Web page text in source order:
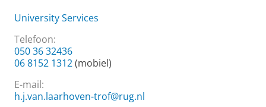
University Services
Telefoon:
050 36 32436
06 8152 1312(mobiel)
E-mail:
h.j.van.laarhoven-trof@rug.nl